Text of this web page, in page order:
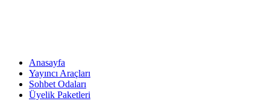
Anasayfa
Yayıncı Araçları
Sohbet Odaları
Üyelik Paketleri